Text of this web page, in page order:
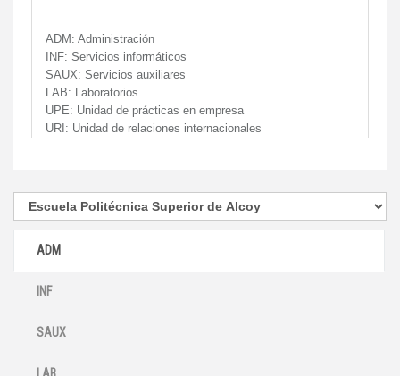
ADM: Administración
INF: Servicios informáticos
SAUX: Servicios auxiliares
LAB: Laboratorios
UPE: Unidad de prácticas en empresa
URI: Unidad de relaciones internacionales
ADM
INF
SAUX